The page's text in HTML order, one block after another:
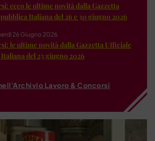
ecco le ultime novità dalla Gazzetta
Italiana del 26 e 30 giugno 2026
26 Giugno 2026
le ultime novità dalla Gazzetta Ufficiale
del 23 giugno 2026
Lavoro & Concorsi